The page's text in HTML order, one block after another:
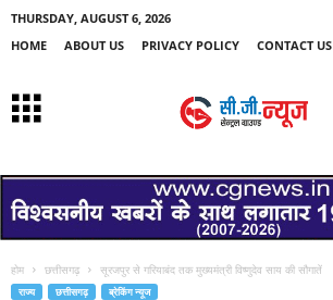
THURSDAY, AUGUST 6, 2026
HOME
ABOUT US PRIVACY POLICY CONTACT US
होम छत्तीसगढ़ सूरजपुर से गरियाबंद तक मुख्यमंत्री विष्णुदेव साय की सौगातें
राज्य छत्तीसगढ़ ब्रेकिंग न्यूज